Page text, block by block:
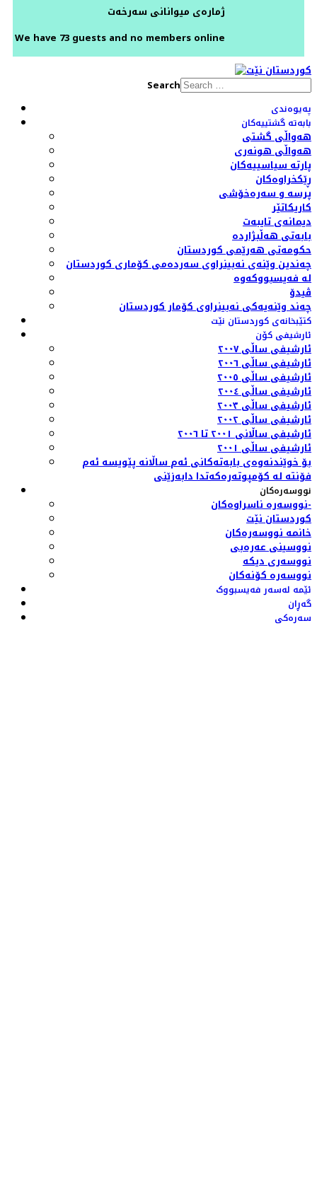
ژمارەی میوانانی سەرخەت
We have 73 guests and no members online
Search
پەیوەندی
بابەتە گشتییەکان
هەواڵی گشتی
هەواڵی هونەری
پارتە سیاسییەکان
ڕێکخراوەکان
پرسە و سەرەخۆشی
کاریکاتێر
دیمانەی تایبەت
بابەتی هەڵبژاردە
حکومەتی هەرێمی کوردستان
چەندین وێنەی نەبینراوی سەردەمی کۆماری کوردستان
لە فەیسبووکەوە
ڤیدۆ
چەند وێنەیەکی نەبینراوی کۆمار کوردستان
کتێبخانەی کوردستان نێت
ئارشیفی کۆن
ئارشیفی ساڵی ٢٠٠٧
ئارشیفی ساڵی ٢٠٠٦
ئارشیفی ساڵی ٢٠٠٥
ئارشیفی ساڵی ٢٠٠٤
ئارشیفی ساڵی ٢٠٠٣
ئارشیفی ساڵی ٢٠٠٢
ئارشیفی ساڵانی ٢٠٠١ تا ٢٠٠٦
ئارشیفی ساڵی ٢٠٠١
بۆ خوێندنەوەی بابەتەکانی ئەم ساڵانە پێویسە ئەم
فۆنتە لە کۆمپوتەرەکەتدا دابەزێنی
نووسەرەکان
نووسەرە ناسراوەکان-
کوردستان نێت
خانمە نووسەرەکان
نووسینی عەرەبی
نووسەری دیکە
نووسەرە کۆنەکان
ئێمە لەسەر فەیسبووک
گەڕان
سەرەکی